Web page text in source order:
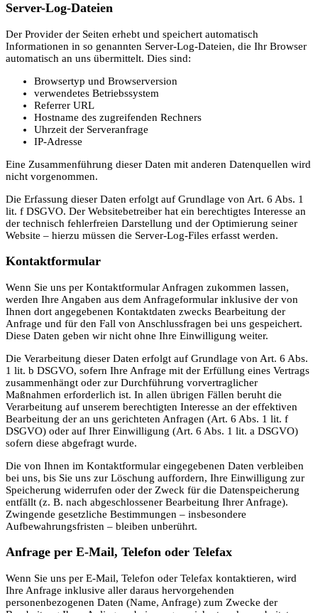
Server-Log-Dateien
Der Provider der Seiten erhebt und speichert automatisch
Informationen in so genannten Server-Log-Dateien, die Ihr Browser
automatisch an uns übermittelt. Dies sind:
Browsertyp und Browserversion
verwendetes Betriebssystem
Referrer URL
Hostname des zugreifenden Rechners
Uhrzeit der Serveranfrage
IP-Adresse
Eine Zusammenführung dieser Daten mit anderen Datenquellen wird
nicht vorgenommen.
Die Erfassung dieser Daten erfolgt auf Grundlage von Art. 6 Abs. 1
lit. f DSGVO. Der Websitebetreiber hat ein berechtigtes Interesse an
der technisch fehlerfreien Darstellung und der Optimierung seiner
Website – hierzu müssen die Server-Log-Files erfasst werden.
Kontaktformular
Wenn Sie uns per Kontaktformular Anfragen zukommen lassen,
werden Ihre Angaben aus dem Anfrageformular inklusive der von
Ihnen dort angegebenen Kontaktdaten zwecks Bearbeitung der
Anfrage und für den Fall von Anschlussfragen bei uns gespeichert.
Diese Daten geben wir nicht ohne Ihre Einwilligung weiter.
Die Verarbeitung dieser Daten erfolgt auf Grundlage von Art. 6 Abs.
1 lit. b DSGVO, sofern Ihre Anfrage mit der Erfüllung eines Vertrags
zusammenhängt oder zur Durchführung vorvertraglicher
Maßnahmen erforderlich ist. In allen übrigen Fällen beruht die
Verarbeitung auf unserem berechtigten Interesse an der effektiven
Bearbeitung der an uns gerichteten Anfragen (Art. 6 Abs. 1 lit. f
DSGVO) oder auf Ihrer Einwilligung (Art. 6 Abs. 1 lit. a DSGVO)
sofern diese abgefragt wurde.
Die von Ihnen im Kontaktformular eingegebenen Daten verbleiben
bei uns, bis Sie uns zur Löschung auffordern, Ihre Einwilligung zur
Speicherung widerrufen oder der Zweck für die Datenspeicherung
entfällt (z. B. nach abgeschlossener Bearbeitung Ihrer Anfrage).
Zwingende gesetzliche Bestimmungen – insbesondere
Aufbewahrungsfristen – bleiben unberührt.
Anfrage per E-Mail, Telefon oder Telefax
Wenn Sie uns per E-Mail, Telefon oder Telefax kontaktieren, wird
Ihre Anfrage inklusive aller daraus hervorgehenden
personenbezogenen Daten (Name, Anfrage) zum Zwecke der